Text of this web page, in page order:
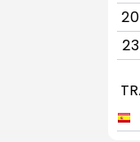
20
23